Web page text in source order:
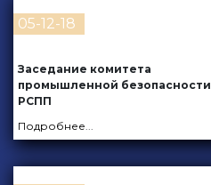
05-12-18
Заседание комитета
промышленной безопасности
РСПП
Подробнее...